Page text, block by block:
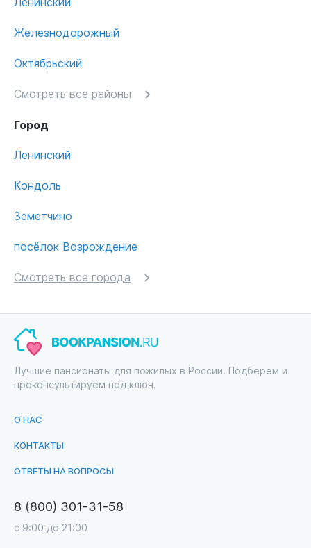
Железнодорожный
Октябрьский
Смотреть все районы
Город
Ленинский
Кондоль
Земетчино
посёлок Возрождение
Смотреть все города
Лучшие пансионаты для пожилых в России. Подберем и
проконсультируем под ключ.
О НАС
КОНТАКТЫ
ОТВЕТЫ НА ВОПРОСЫ
8 (800) 301-31-58
с 9:00 до 21:00